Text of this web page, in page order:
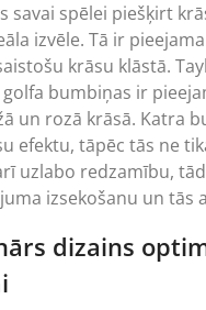
savai spēlei piešķirt
izvēle. Tā ir
krāsu klāstā.
golfa bumbiņas ir
un rozā krāsā. Katra
efektu, tāpēc tās ne
uzlabo redzamību,
izsekošanu un tās
dizains